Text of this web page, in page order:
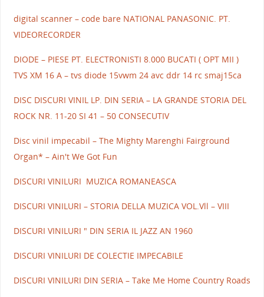
digital scanner – code bare NATIONAL PANASONIC. PT.
VIDEORECORDER
DIODE – PIESE PT. ELECTRONISTI 8.000 BUCATI ( OPT MII )
TVS XM 16 A – tvs diode 15vwm 24 avc ddr 14 rc smaj15ca
DISC DISCURI VINIL LP. DIN SERIA – LA GRANDE STORIA DEL
ROCK NR. 11-20 SI 41 – 50 CONSECUTIV
Disc vinil impecabil – The Mighty Marenghi Fairground
Organ* – Ain't We Got Fun
DISCURI VINILURI MUZICA ROMANEASCA
DISCURI VINILURI – STORIA DELLA MUZICA VOL.Vll – VIII
DISCURI VINILURI " DIN SERIA IL JAZZ AN 1960
DISCURI VINILURI DE COLECTIE IMPECABILE
DISCURI VINILURI DIN SERIA – Take Me Home Country Roads